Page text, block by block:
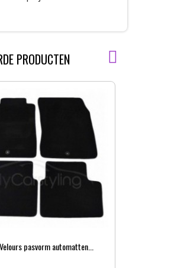
PRODUCTEN
pasvorm automatten...